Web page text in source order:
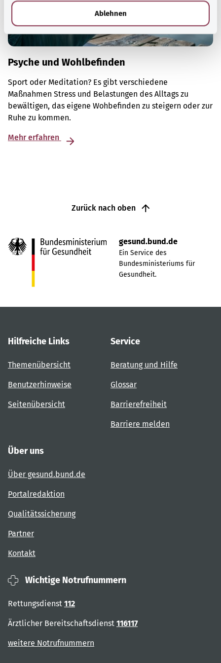
Ablehnen
Psyche und Wohlbefinden
Sport oder Meditation? Es gibt verschiedene
Maßnahmen Stress und Belastungen des Alltags zu
bewältigen, das eigene Wohbefinden zu steigern oder zur
Ruhe zu kommen.
Mehr erfahren
Zurück nach oben
gesund.bund.de
Ein Service des
Bundesministeriums für
Gesundheit.
Hilfreiche Links
Themenübersicht
Benutzerhinweise
Seitenübersicht
Service
Beratung und Hilfe
Glossar
Barrierefreiheit
Barriere melden
Über uns
Über gesund.bund.de
Portalredaktion
Qualitätssicherung
Partner
Kontakt
Wichtige Notrufnummern
Rettungsdienst 112
Ärztlicher Bereitschaftsdienst 116117
weitere Notrufnummern